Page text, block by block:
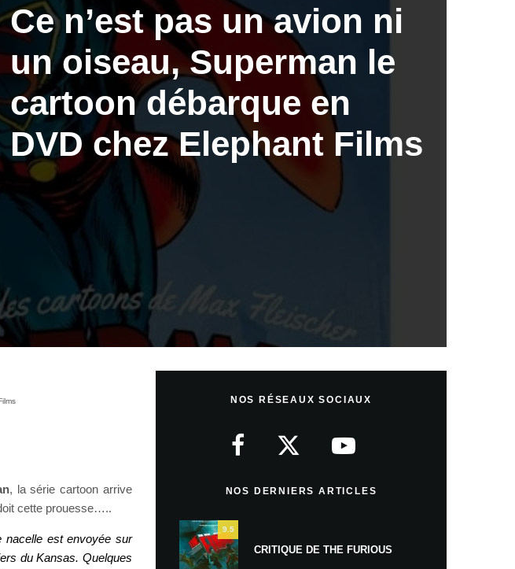
Ce n’est pas un avion ni
un oiseau, Superman le
cartoon débarque en
DVD chez Elephant Films
, la série cartoon arrive
cette prouesse…..
nacelle est envoyée sur
du Kansas. Quelques
NOS RÉSEAUX SOCIAUX
NOS DERNIERS ARTICLES
9.5
CRITIQUE DE THE FURIOUS